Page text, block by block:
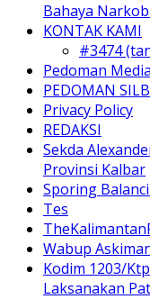
Bahaya
KONTAK KAMI
#3474
Pedoman
PEDOMAN
Privacy Policy
REDAKSI
Sekda
Provinsi Kalbar
Sporing
Tes
Wabup
Kodim 1203/
Laksanakan